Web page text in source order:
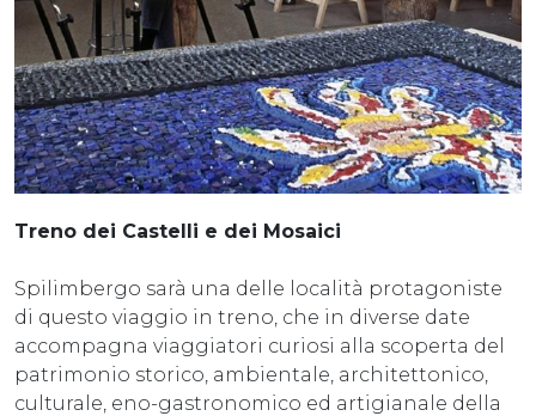
Treno dei Castelli e dei Mosaici
Spilimbergo sarà una delle località protagoniste
di questo viaggio in treno, che in diverse date
accompagna viaggiatori curiosi alla scoperta del
patrimonio storico, ambientale, architettonico,
culturale, eno-gastronomico ed artigianale della